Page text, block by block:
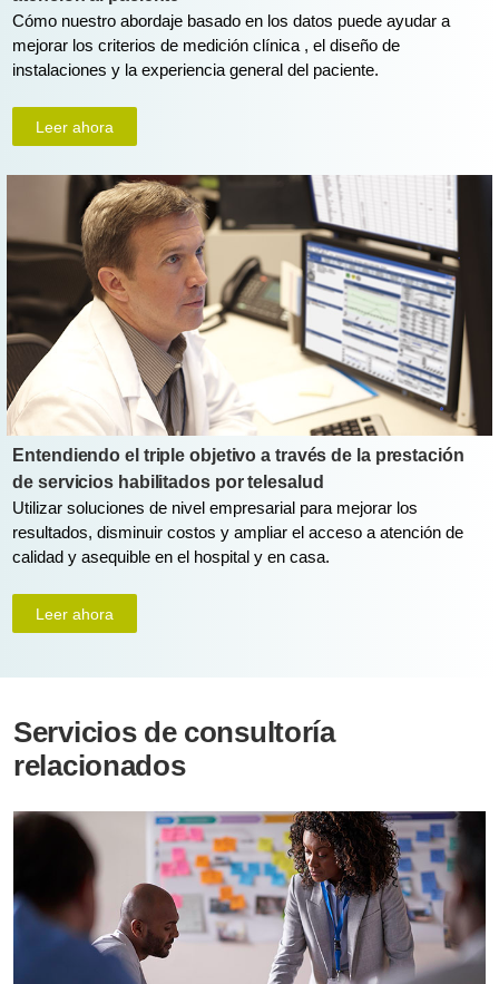
Cómo nuestro abordaje basado en los datos puede ayudar a
mejorar los criterios de medición clínica , el diseño de
instalaciones y la experiencia general del paciente.
Leer ahora
Entendiendo el triple objetivo a través de la prestación
de servicios habilitados por telesalud
Utilizar soluciones de nivel empresarial para mejorar los
resultados, disminuir costos y ampliar el acceso a atención de
calidad y asequible en el hospital y en casa.
Leer ahora
Servicios de consultoría
relacionados